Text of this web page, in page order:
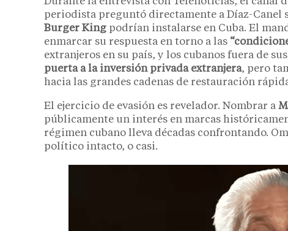
periodista preguntó directamente a Díaz-Canel
Burger King podrían instalarse en Cuba. El
enmarcar su respuesta en torno a las
extranjeros en su país, y los cubanos fuera de
puerta a la inversión privada extranjera, pero
hacia las grandes cadenas de restauración
El ejercicio de evasión es revelador. Nombrar a
públicamente un interés en marcas
régimen cubano lleva décadas confrontando.
político intacto, o casi.